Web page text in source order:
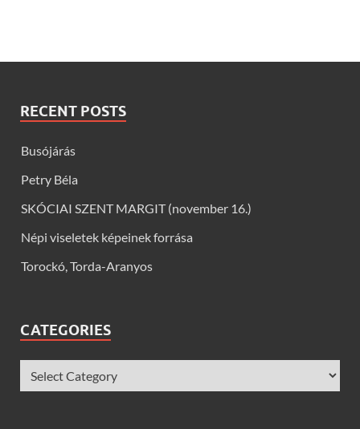
RECENT POSTS
Busójárás
Petry Béla
SKÓCIAI SZENT MARGIT (november 16.)
Népi viseletek képeinek forrása
Torockó, Torda-Aranyos
CATEGORIES